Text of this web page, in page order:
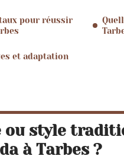
pour réussir
et adaptation
ou style
à Tarbes ?